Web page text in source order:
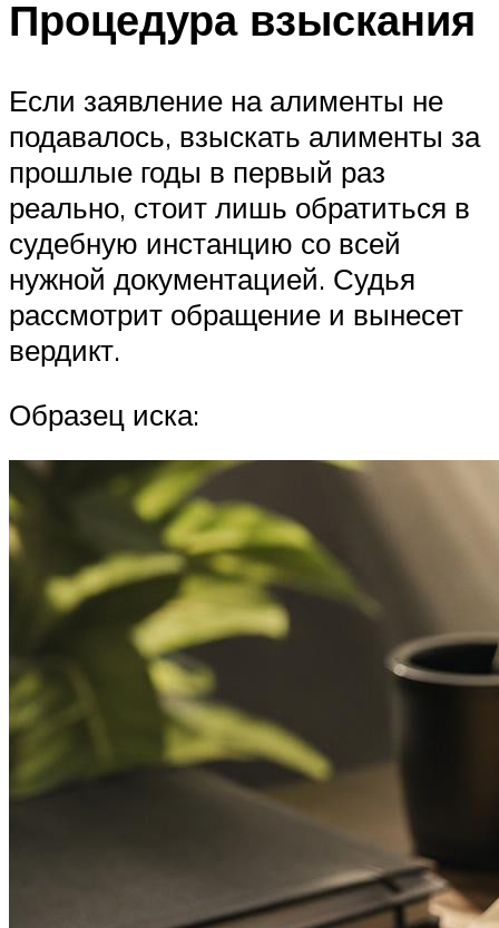
Процедура взыскания
Если заявление на алименты не
подавалось, взыскать алименты за
прошлые годы в первый раз
реально, стоит лишь обратиться в
судебную инстанцию со всей
нужной документацией. Судья
рассмотрит обращение и вынесет
вердикт.
Образец иска: